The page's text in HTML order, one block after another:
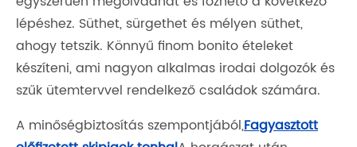
lépéshez. Süthet, sürgethet és mélyen süthet,
ahogy tetszik. Könnyű finom bonito ételeket
készíteni, ami nagyon alkalmas irodai dolgozók és
szűk ütemtervvel rendelkező családok számára.
A minőségbiztosítás szempontjából,Fagyasztott